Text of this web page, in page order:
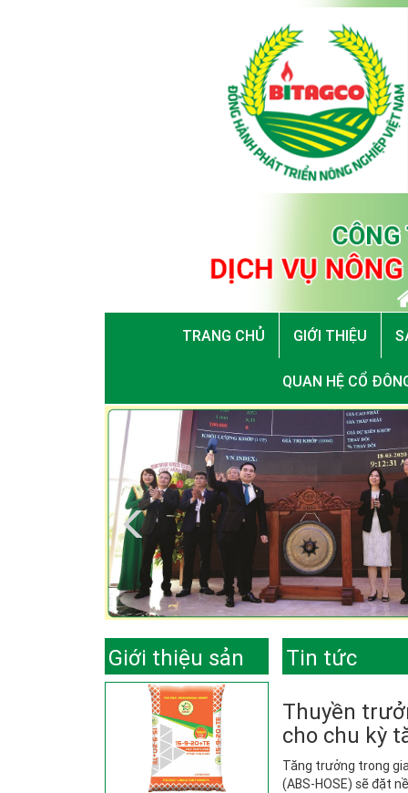
TRANG CHỦ GIỚI THIỆU
QUAN HỆ CỔ
Giới thiệu sản
phẩm
Tin tức
Thuyền
cho chu kỳ
Tăng trưởng trong
(ABS-HOSE) sẽ đặt